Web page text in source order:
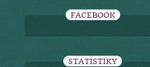
FACEBOOK
STATISTIKY